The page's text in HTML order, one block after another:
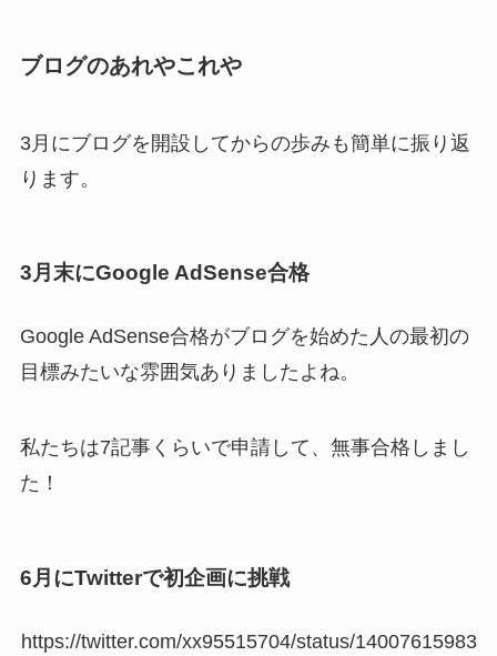
ブログのあれやこれや
3月にブログを開設してからの歩みも簡単に振り返
ります。
3月末にGoogle AdSense合格
Google AdSense合格がブログを始めた人の最初の
目標みたいな雰囲気ありましたよね。
私たちは7記事くらいで申請して、無事合格しまし
た！
6月にTwitterで初企画に挑戦
https://twitter.com/xx95515704/status/14007615983